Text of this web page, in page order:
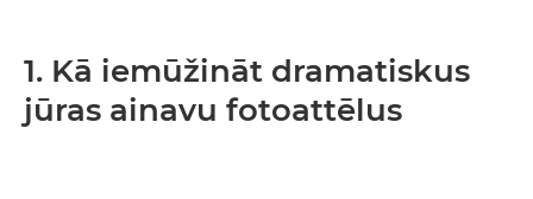
1. Kā iemūžināt dramatiskus
jūras ainavu fotoattēlus